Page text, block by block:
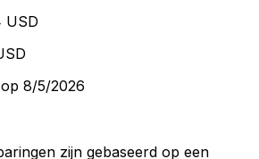
USD
8/5/2026
zijn gebaseerd op een